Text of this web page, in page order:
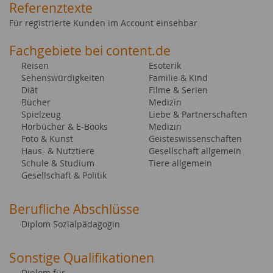
Referenztexte
Für registrierte Kunden im Account einsehbar
Fachgebiete bei content.de
Reisen
Sehenswürdigkeiten
Diät
Bücher
Spielzeug
Hörbücher & E-Books
Foto & Kunst
Haus- & Nutztiere
Schule & Studium
Gesellschaft & Politik
Esoterik
Familie & Kind
Filme & Serien
Medizin
Liebe & Partnerschaften
Medizin
Geisteswissenschaften
Gesellschaft allgemein
Tiere allgemein
Berufliche Abschlüsse
Diplom Sozialpädagogin
Sonstige Qualifikationen